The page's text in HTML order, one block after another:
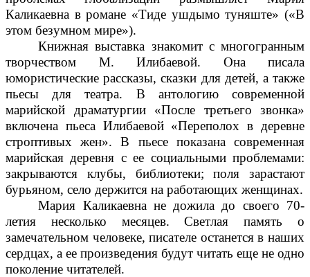
Каликаевна в романе «Тиде ушдымо туняште» («В
этом безумном мире»).
Книжная выставка знакомит с многогранным
творчеством М. Илибаевой. Она писала
юмористические рассказы, сказки для детей, а также
пьесы для театра. В антологию современной
марийской драматургии «После третьего звонка»
включена пьеса Илибаевой «Переполох в деревне
строптивых жен». В пьесе показана современная
марийская деревня с ее социальными проблемами:
закрываются клубы, библиотеки; поля зарастают
бурьяном, село держится на работающих женщинах.
Мария Каликаевна не дожила до своего 70-
летия несколько месяцев. Светлая память о
замечательном человеке, писателе останется в наших
сердцах, а ее произведения будут читать еще не одно
поколение читателей.